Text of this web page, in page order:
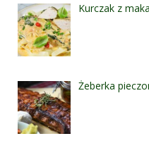
Kurczak z
Żeberka